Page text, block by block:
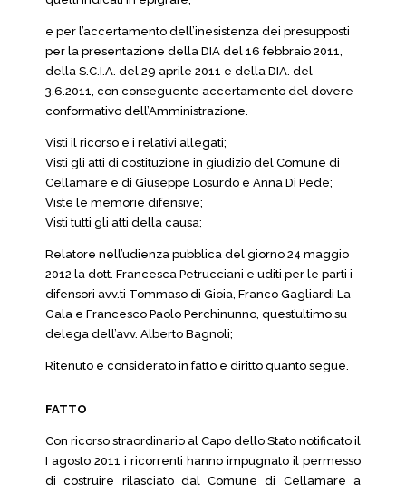
e per l’accertamento dell’inesistenza dei presupposti
per la presentazione della DIA del 16 febbraio 2011,
della S.C.I.A. del 29 aprile 2011 e della DIA. del
3.6.2011, con conseguente accertamento del dovere
conformativo dell’Amministrazione.
Visti il ricorso e i relativi allegati;
Visti gli atti di costituzione in giudizio del Comune di
Cellamare e di Giuseppe Losurdo e Anna Di Pede;
Viste le memorie difensive;
Visti tutti gli atti della causa;
Relatore nell’udienza pubblica del giorno 24 maggio
2012 la dott. Francesca Petrucciani e uditi per le parti i
difensori avv.ti Tommaso di Gioia, Franco Gagliardi La
Gala e Francesco Paolo Perchinunno, quest’ultimo su
delega dell’avv. Alberto Bagnoli;
Ritenuto e considerato in fatto e diritto quanto segue.
FATTO
Con ricorso straordinario al Capo dello Stato notificato il
I agosto 2011 i ricorrenti hanno impugnato il permesso
di costruire rilasciato dal Comune di Cellamare a